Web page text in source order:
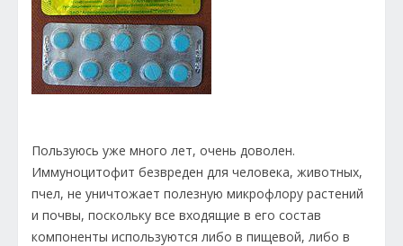
Пользуюсь уже много лет, очень доволен.
Иммуноцитофит безвреден для человека, животных,
пчел, не уничтожает полезную микрофлору растений
и почвы, поскольку все входящие в его состав
компоненты используются либо в пищевой, либо в